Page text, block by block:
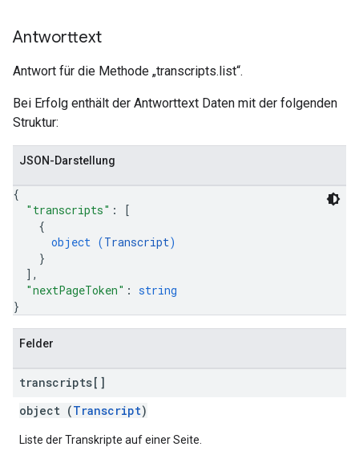
Antworttext
Antwort für die Methode „transcripts.list“.
Bei Erfolg enthält der Antworttext Daten mit der folgenden
Struktur:
JSON-Darstellung
{
"transcripts" :
[
{
object (Transcript)
}
] ,
"nextPageToken" : string
}
Felder
transcripts[]
object (Transcript)
Liste der Transkripte auf einer Seite.